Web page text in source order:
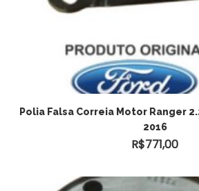
Polia Falsa Correia Motor Ranger
2016
R$771,00